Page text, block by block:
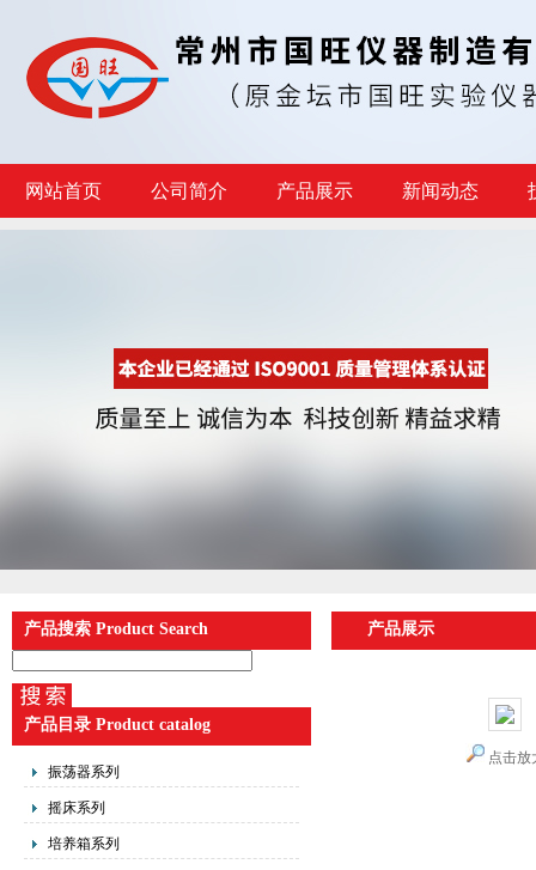
网站首页 公司简介 产品展示 新闻动态
产品搜索 Product Search
产品目录 Product catalog
振荡器系列
摇床系列
培养箱系列
产品展示
点击放